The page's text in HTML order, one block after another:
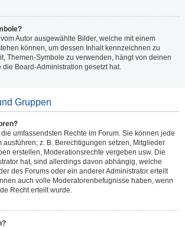
Autor ausgewählte Bilder, welche mit einem
können, um dessen Inhalt kennzeichnen zu
Themen-Symbole zu verwenden, hängt von deinen
die Board-Administration gesetzt hat.
Gruppen
umfassendsten Rechte im Forum. Sie können jede
ausführen; z. B. Berechtigungen setzen, Mitglieder
erstellen, Moderationsrechte vergeben usw. Die
hat, sind allerdings davon abhängig, welche
des Forums oder ein anderer Administrator erteilt
auch volle Moderatorenbefugnisse haben, wenn
Recht erteilt wurde.